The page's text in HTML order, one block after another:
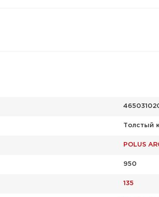
Толстый
POLUS
950
135